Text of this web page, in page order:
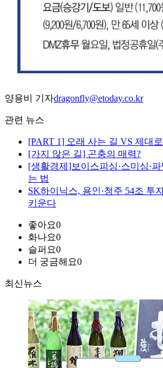
양용비 기자dragonfly@etoday.co.kr
관련 뉴스
[PART 1] 오래 사는 길 VS 제대
[가지 않은 길] 곤충의 매력?
[생활경제]보이스피싱·스미싱·
는 법
SK하이닉스, 용인·청주 54조 투
키운다
좋아요0
화나요0
슬퍼요0
더 궁금해요0
최신뉴스